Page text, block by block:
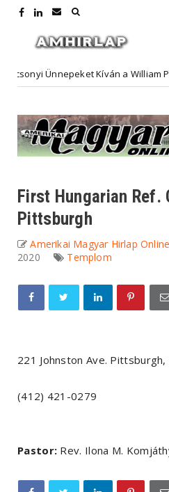
Ünnepeket Kíván a William Penn
First Hungarian Ref.
Pittsburgh
Amerikai Magyar Hirlap Online
2020
Templom
221 Johnston Ave. Pittsburgh,
(412) 421-0279
Pastor: Rev. Ilona M.